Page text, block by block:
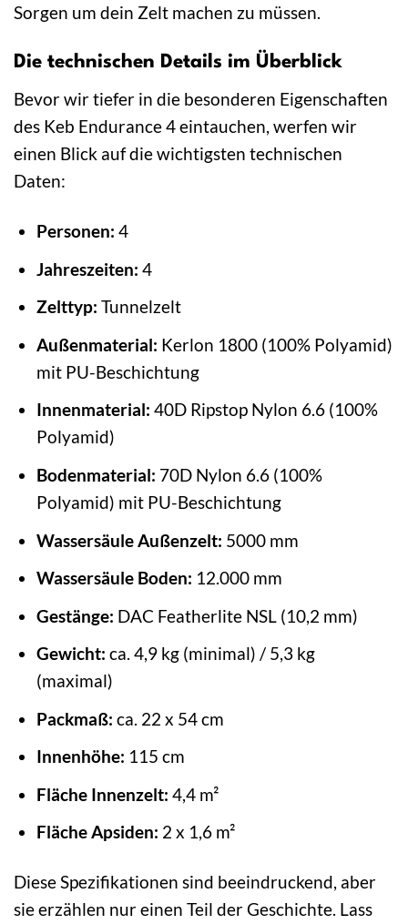
Sorgen um dein Zelt machen zu müssen.
Die technischen Details im Überblick
Bevor wir tiefer in die besonderen Eigenschaften
des Keb Endurance 4 eintauchen, werfen wir
einen Blick auf die wichtigsten technischen
Daten:
Personen: 4
Jahreszeiten: 4
Zelttyp: Tunnelzelt
Außenmaterial: Kerlon 1800 (100% Polyamid)
mit PU-Beschichtung
Innenmaterial: 40D Ripstop Nylon 6.6 (100%
Polyamid)
Bodenmaterial: 70D Nylon 6.6 (100%
Polyamid) mit PU-Beschichtung
Wassersäule Außenzelt: 5000 mm
Wassersäule Boden: 12.000 mm
Gestänge: DAC Featherlite NSL (10,2 mm)
Gewicht: ca. 4,9 kg (minimal) / 5,3 kg
(maximal)
Packmaß: ca. 22 x 54 cm
Innenhöhe: 115 cm
Fläche Innenzelt: 4,4 m²
Fläche Apsiden: 2 x 1,6 m²
Diese Spezifikationen sind beeindruckend, aber
sie erzählen nur einen Teil der Geschichte. Lass